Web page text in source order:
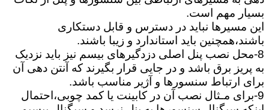
بسیار مهم است.
این مسیرها نباید در دسترس و قابل دستکاری
باشند،همچنین باید استاندارد و زیبا باشند.
8-محل نصب پنل اصلی دزدگیرهای بیسم نیز باید نزدیک
به پریز برق باشد و در جایی قرار بگیرند که آنتن دهی آن
برای ارتباط سنسورها و آژیر مناسب باشد.
9-برای مـثال نصب آن در کابینت یا کمد چوبی،احتمال